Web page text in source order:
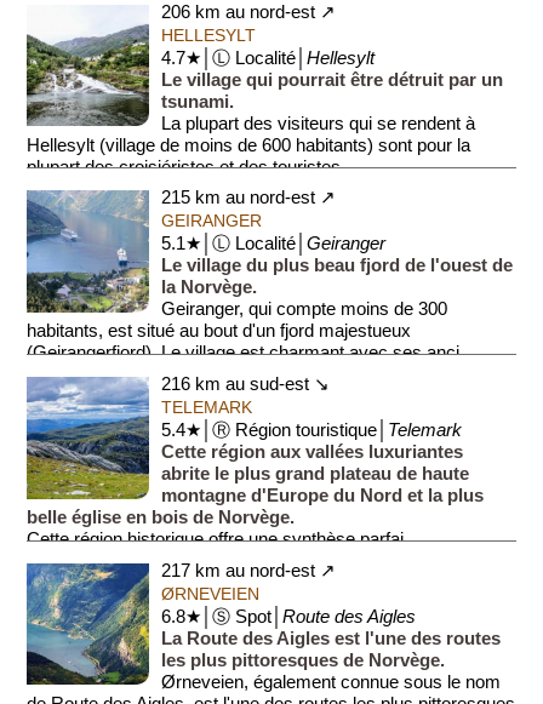
206 km au nord-est ↗
HELLESYLT
4.7★│Ⓛ Localité│Hellesylt
Le village qui pourrait être détruit par un
tsunami.
La plupart des visiteurs qui se rendent à
Hellesylt (village de moins de 600 habitants) sont pour la
plupart des croisiéristes et des touristes...
215 km au nord-est ↗
GEIRANGER
5.1★│Ⓛ Localité│Geiranger
Le village du plus beau fjord de l'ouest de
la Norvège.
Geiranger, qui compte moins de 300
habitants, est situé au bout d'un fjord majestueux
(Geirangerfjord). Le village est charmant avec ses anci...
216 km au sud-est ↘
TELEMARK
5.4★│Ⓡ Région touristique│ Telemark
Cette région aux vallées luxuriantes
abrite le plus grand plateau de haute
montagne d'Europe du Nord et la plus
belle église en bois de Norvège.
Cette région historique offre une synthèse parfai...
217 km au nord-est ↗
ØRNEVEIEN
6.8★│Ⓢ Spot│Route des Aigles
La Route des Aigles est l'une des routes
les plus pittoresques de Norvège.
Ørneveien, également connue sous le nom